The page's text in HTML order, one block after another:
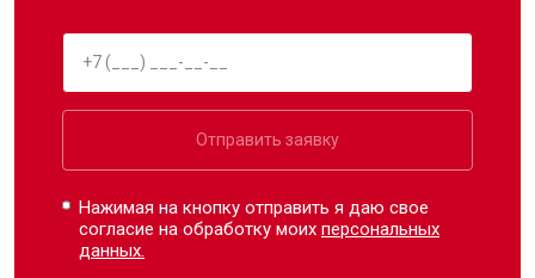
Отправить заявку
Нажимая на кнопку отправить я даю свое
согласие на обработку моихперсональных
данных.